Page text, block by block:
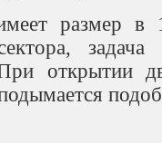
размер
задача
открытии